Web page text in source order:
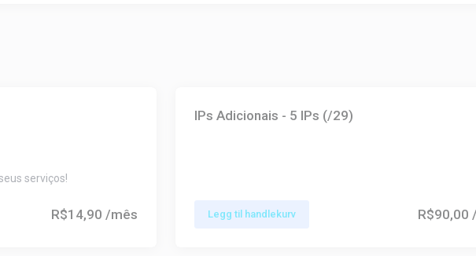
serviços!
R$14,90 /mês
IPs Adicionais - 5 IPs (/29)
Legg til handlekurv R$90,00